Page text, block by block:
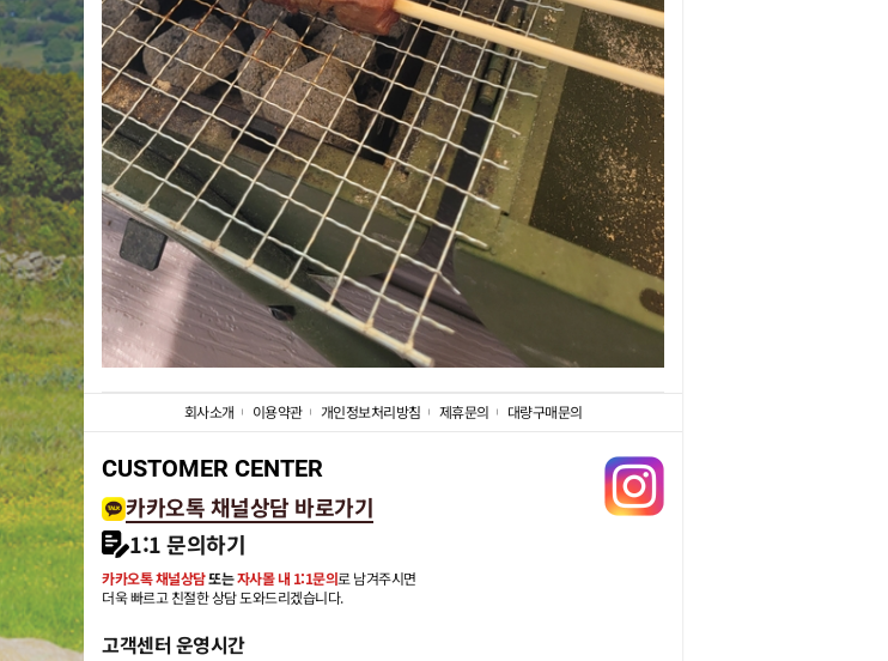
회사소개 이용약관 개인정보처리방침 제휴문의 대량구매문의
CUSTOMER CENTER
카카오톡 채널상담 바로가기
1:1 문의하기
카카오톡 채널상담또는자사몰 내 1:1문의로 남겨주시면
더욱 빠르고 친절한 상담 도와드리겠습니다.
고객센터 운영시간